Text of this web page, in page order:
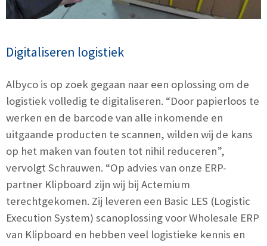
Digitaliseren logistiek
Albyco is op zoek gegaan naar een oplossing om de
logistiek volledig te digitaliseren. “Door papierloos te
werken en de barcode van alle inkomende en
uitgaande producten te scannen, wilden wij de kans
op het maken van fouten tot nihil reduceren”,
vervolgt Schrauwen. “Op advies van onze ERP-
partner Klipboard zijn wij bij Actemium
terechtgekomen. Zij leveren een Basic LES (Logistic
Execution System) scanoplossing voor Wholesale ERP
van Klipboard en hebben veel logistieke kennis en